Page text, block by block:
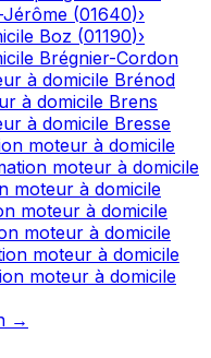
(01640)›
Boz (01190)›
Brégnier-Cordon
à domicile Brénod
à domicile Brens
à domicile Bresse
moteur à domicile
moteur à domicile
moteur à domicile
moteur à domicile
moteur à domicile
moteur à domicile
moteur à domicile
→